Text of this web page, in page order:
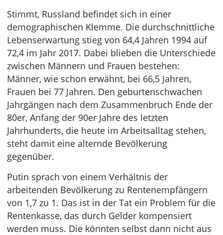
Stimmt, Russland befindet sich in einer
demographischen Klemme. Die durchschnittliche
Lebenserwartung stieg von 64,4 Jahren 1994 auf
72,4 im Jahr 2017. Dabei blieben die Unterschiede
zwischen Männern und Frauen bestehen:
Männer, wie schon erwähnt, bei 66,5 Jahren,
Frauen bei 77 Jahren. Den geburtenschwachen
Jahrgängen nach dem Zusammenbruch Ende der
80er, Anfang der 90er Jahre des letzten
Jahrhunderts, die heute im Arbeitsalltag stehen,
steht damit eine alternde Bevölkerung
gegenüber.
Putin sprach von einem Verhältnis der
arbeitenden Bevölkerung zu Rentenempfängern
von 1,7 zu 1. Das ist in der Tat ein Problem für die
Rentenkasse, das durch Gelder kompensiert
werden muss. Die könnten selbst dann nicht aus